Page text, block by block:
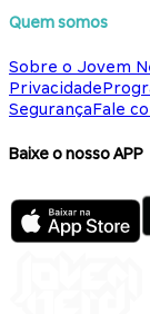
Quem somos
Sobre o Jovem
Privacidade
SegurançaFale
Baixe o nosso APP